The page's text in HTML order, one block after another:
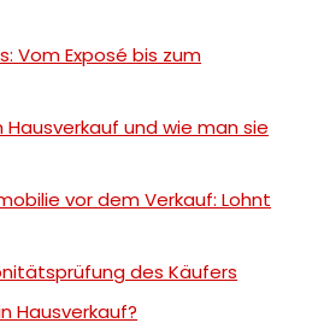
Vom Exposé bis zum
Hausverkauf und wie man sie
vor dem Verkauf: Lohnt
des Käufers
Hausverkauf?